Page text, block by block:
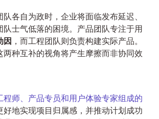
各自为政时，企业将面临发布延迟、
队士气低落的困境。产品团队专注于用
因 ，而工程团队则负责构建实际产品。
两种互补的视角将产生摩擦而非协同效
程师、产品专员和用户体验专家组成的
好地实现项目归属感，并推动计划成功